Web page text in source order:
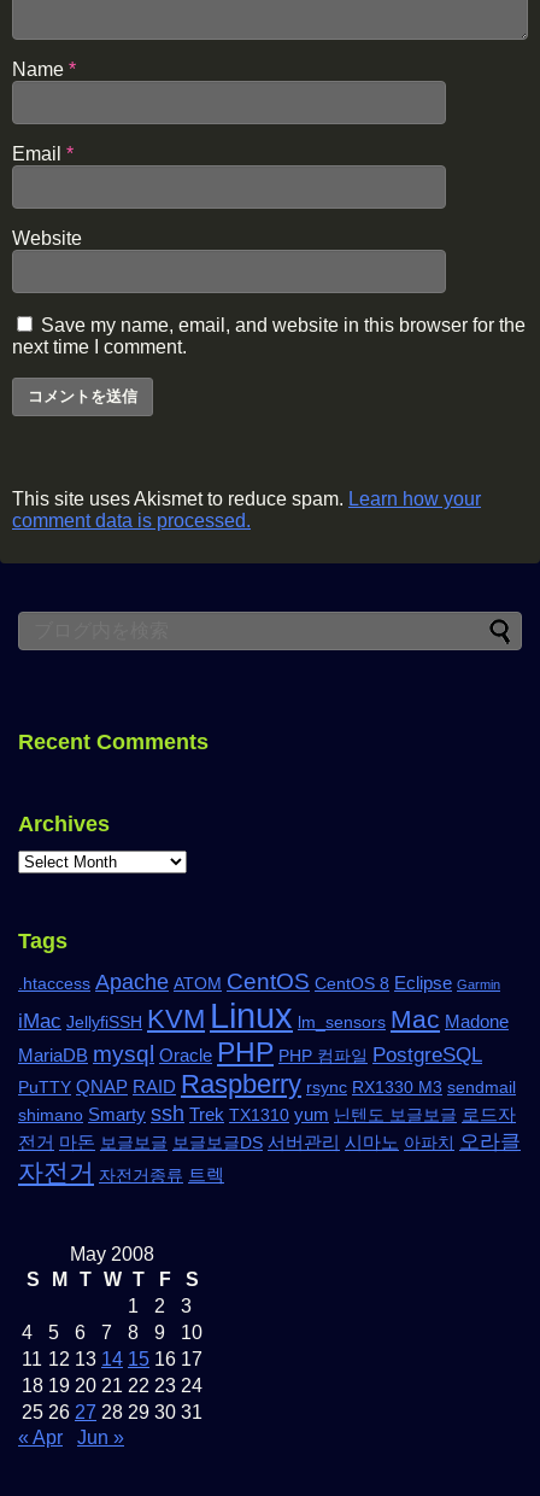
Name *
Email *
Website
Save my name, email, and website in this browser for the
next time I comment.
This site uses Akismet to reduce spam. Learn how your
comment data is processed.
Recent Comments
Archives
Tags
.htaccess Apache ATOM CentOS CentOS 8 Eclipse Garmin
iMac JellyfiSSH KVM Linux lm_sensors Mac Madone
MariaDB mysql Oracle PHP PHP 컴파일 PostgreSQL
PuTTY QNAP RAID Raspberry rsync RX1330 M3 sendmail
shimano Smarty ssh Trek TX1310 yum 닌텐도 보글보글 로드자
전거 마돈 보글보글 보글보글DS 서버관리 시마노 아파치 오라클
자전거 자전거종류 트렉
May 2008
S
M T W T F
S
1
2
3
4
5 6 7 8 9
10
11 12 13 14 15 16 17
18 19 20 21 22 23 24
25 26 27 28 29 30 31
« Apr
Jun »